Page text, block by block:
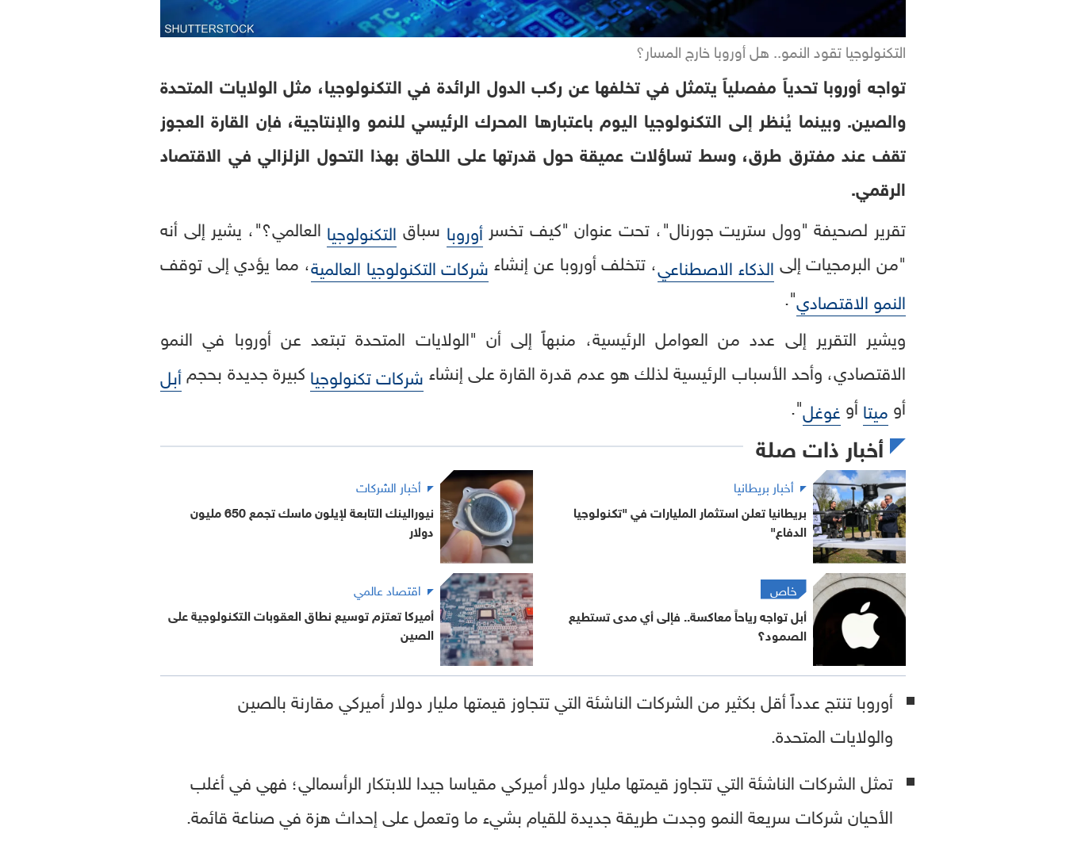
التكنولوجيا تقود النمو.. هل أوروبا خارج المسار؟
تواجه أوروبا تحدياً مفصلياً يتمثل في تخلفها عن ركب الدول الرائدة في التكنولوجيا، مثل الولايات المتحدة
والصين. وبينما يُنظر إلى التكنولوجيا اليوم باعتبارها المحرك الرئيسي للنمو والإنتاجية، فإن القارة العجوز
تقف عند مفترق طرق، وسط تساؤلات عميقة حول قدرتها على اللحاق بهذا التحول الزلزالي في الاقتصاد
الرقمي.
تقرير لصحيفة "وول ستريت جورنال"، تحت عنوان "كيف تخسرأوروبا سباق التكنولوجيا العالمي؟"، يشير إلى أنه
"من البرمجيات إلى الذكاء الاصطناعي، تتخلف أوروبا عن إنشاء شركات التكنولوجيا العالمية، مما يؤدي إلى توقف
النمو الاقتصادي".
ويشير التقرير إلى عدد من العوامل الرئيسية، منبهاً إلى أن "الولايات المتحدة تبتعد عن أوروبا في النمو
الاقتصادي، وأحد الأسباب الرئيسية لذلك هو عدم قدرة القارة على إنشاء شركات تكنولوجيا كبيرة جديدة بحجمأبل
أو ميتاأو غوغل".
أخبار ذات صلة
أخبار بريطانيا
بريطانيا تعلن استثمار المليارات في "تكنولوجيا
الدفاع"
أخبار الشركات
نيورالينك التابعة لإيلون ماسك تجمع 650 مليون
دولار
خاص
أبل تواجه رياحاً معاكسة.. فإلى أي مدى تستطيع
الصمود؟
اقتصاد عالمي
أميركا تعتزم توسيع نطاق العقوبات التكنولوجية على
الصين
أوروبا تنتج عدداً أقل بكثير من الشركات الناشئة التي تتجاوز قيمتها مليار دولار أميركي مقارنة بالصين
والولايات المتحدة.
تمثل الشركات الناشئة التي تتجاوز قيمتها مليار دولار أميركي مقياسا جيدا للابتكار الرأسمالي؛ فهي في أغلب
الأحيان شركات سريعة النمو وجدت طريقة جديدة للقيام بشيء ما وتعمل على إحداث هزة في صناعة قائمة.